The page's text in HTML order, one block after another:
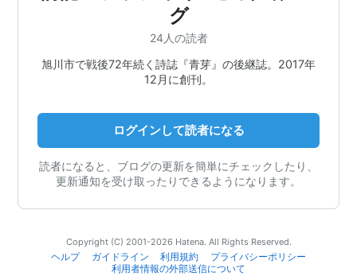
グ
24人の読者
旭川市で戦後72年続く詩誌『青芽』の後継誌。2017年
12月に創刊。
ログインして読者になる
読者になると、ブログの更新を簡単にチェックしたり、
更新通知を受け取ったりできるようになります。
Copyright (C) 2001-2026 Hatena. All Rights Reserved.
ヘルプ
ガイドライン 利用規約
プライバシーポリシー
利用者情報の外部送信について